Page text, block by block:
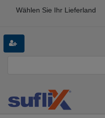
Wählen Sie Ihr Lieferland